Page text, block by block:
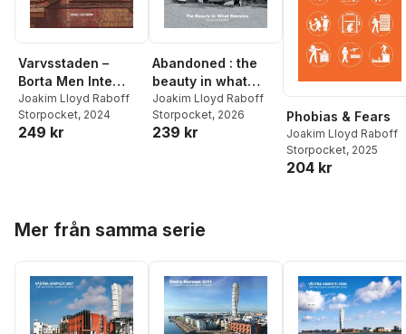
Varvsstaden –
Borta Men Inte
Glömd – Malmös
Maritima Arv
Joakim Lloyd Raboff
Storpocket, 2024
249 kr
Abandoned : the
beauty in what
remains
Joakim Lloyd Raboff
Storpocket, 2026
239 kr
Phobias & Fears
Joakim Lloyd Raboff
Storpocket, 2025
204 kr
Mer från samma serie